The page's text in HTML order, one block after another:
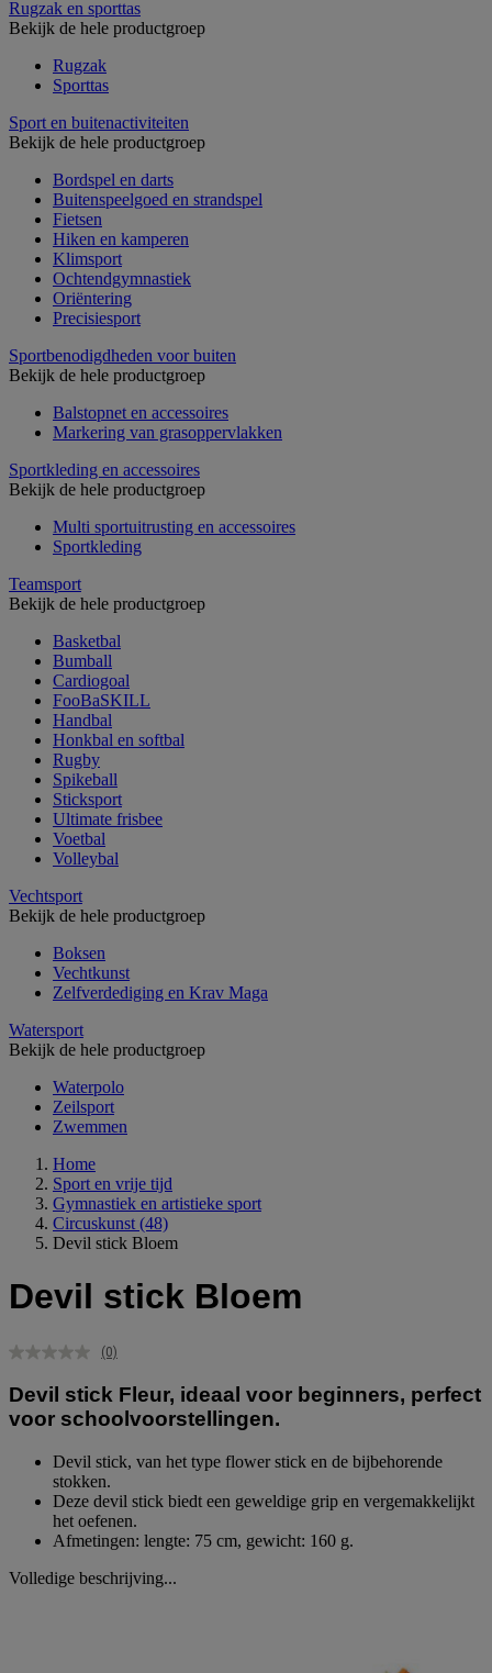
Rugzak en sporttas
Bekijk de hele productgroep
Rugzak
Sporttas
Sport en buitenactiviteiten
Bekijk de hele productgroep
Bordspel en darts
Buitenspeelgoed en strandspel
Fietsen
Hiken en kamperen
Klimsport
Ochtendgymnastiek
Oriëntering
Precisiesport
Sportbenodigdheden voor buiten
Bekijk de hele productgroep
Balstopnet en accessoires
Markering van grasoppervlakken
Sportkleding en accessoires
Bekijk de hele productgroep
Multi sportuitrusting en accessoires
Sportkleding
Teamsport
Bekijk de hele productgroep
Basketbal
Bumball
Cardiogoal
FooBaSKILL
Handbal
Honkbal en softbal
Rugby
Spikeball
Sticksport
Ultimate frisbee
Voetbal
Volleybal
Vechtsport
Bekijk de hele productgroep
Boksen
Vechtkunst
Zelfverdediging en Krav Maga
Watersport
Bekijk de hele productgroep
Waterpolo
Zeilsport
Zwemmen
Home
Sport en vrije tijd
Gymnastiek en artistieke sport
Circuskunst (48)
Devil stick Bloem
Devil stick Bloem
Geen
Dezelfde
paginalink.
(0)
Devil stick Fleur, ideaal voor beginners, perfect
voor schoolvoorstellingen.
Devil stick, van het type flower stick en de bijbehorende
stokken.
Deze devil stick biedt een geweldige grip en vergemakkelijkt
het oefenen.
Afmetingen: lengte: 75 cm, gewicht: 160 g.
Volledige beschrijving...